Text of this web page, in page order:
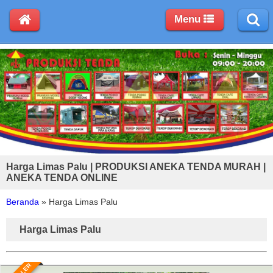
Harga Limas Palu | PRODUKSI ANEKA TENDA MURAH |
ANEKA TENDA ONLINE
Beranda » Harga Limas Palu
Harga Limas Palu
Menu